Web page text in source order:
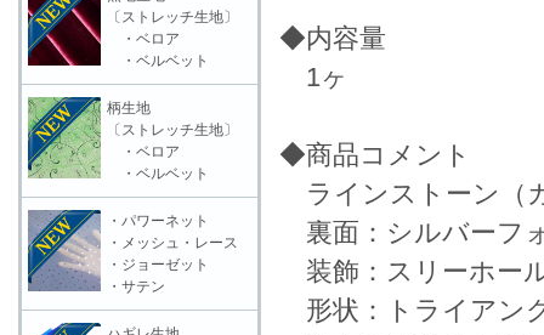
◆内容量
1ヶ
◆商品コメント
ラインストーン（
裏面：シルバーフ
装飾：スリーホー
形状：トライアン
〔ストレッチ生地〕
・ベロア
・ベルベット
柄生地
〔ストレッチ生地〕
・ベロア
・ベルベット
・パワーネット
・メッシュ・レース
・ジョーゼット
・サテン